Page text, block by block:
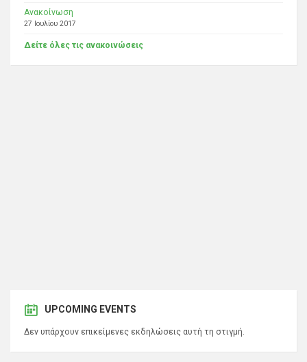
Ανακοίνωση
27 Ιουλίου 2017
Δείτε όλες τις ανακοινώσεις
UPCOMING EVENTS
Δεν υπάρχουν επικείμενες εκδηλώσεις αυτή τη στιγμή.